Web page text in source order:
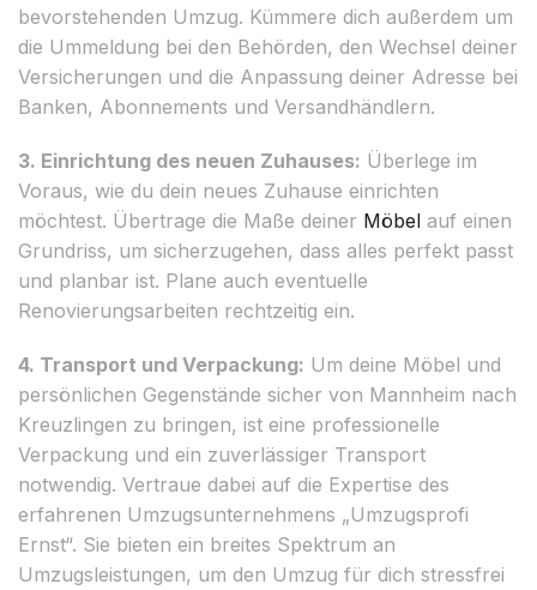
bevorstehenden Umzug. Kümmere dich außerdem um
die Ummeldung bei den Behörden, den Wechsel deiner
Versicherungen und die Anpassung deiner Adresse bei
Banken, Abonnements und Versandhändlern.
3. Einrichtung des neuen Zuhauses: Überlege im
Voraus, wie du dein neues Zuhause einrichten
möchtest. Übertrage die Maße deiner Möbel auf einen
Grundriss, um sicherzugehen, dass alles perfekt passt
und planbar ist. Plane auch eventuelle
Renovierungsarbeiten rechtzeitig ein.
4. Transport und Verpackung: Um deine Möbel und
persönlichen Gegenstände sicher von Mannheim nach
Kreuzlingen zu bringen, ist eine professionelle
Verpackung und ein zuverlässiger Transport
notwendig. Vertraue dabei auf die Expertise des
erfahrenen Umzugsunternehmens „Umzugsprofi
Ernst“. Sie bieten ein breites Spektrum an
Umzugsleistungen, um den Umzug für dich stressfrei